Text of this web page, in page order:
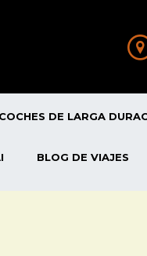
DE LARGA
BLOG DE VIAJES